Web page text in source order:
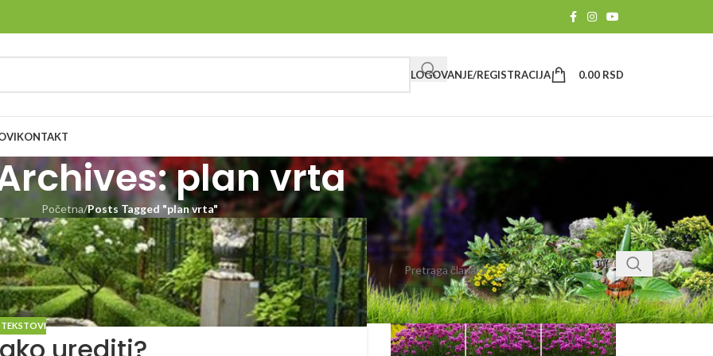
LOGOVANJE/REGISTRACIJA 0.00 RSD
KONTAKT
plan vrta
Početna/Posts Tagged "plan vrta"
TEKSTOVI
PRETRAGA